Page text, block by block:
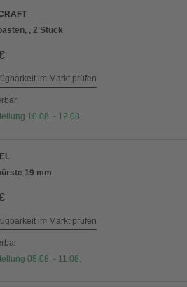
, 2 Stück
im Markt prüfen
10.08. - 12.08.
19 mm
im Markt prüfen
08.08. - 11.08.